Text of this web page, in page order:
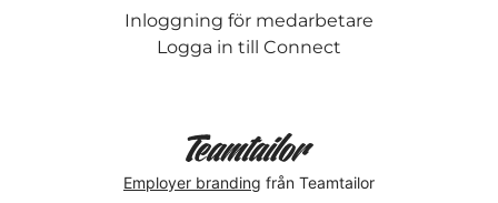
Inloggning för medarbetare
Logga in till Connect
Employer branding från Teamtailor